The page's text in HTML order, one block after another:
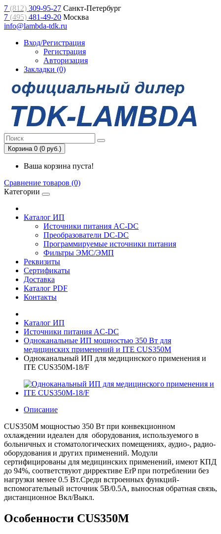
7 (812) 309-95-27 Санкт-Петербург
7 (495) 481-49-20 Москва
info@lambda-tdk.ru
Вход/Регистрация
Регистрация
Авторизация
Закладки (0)
Корзина 0 (0 руб.)
Ваша корзина пуста!
Сравнение товаров (0)
Категории
Каталог ИП
Источники питания AC-DC
Преобразователи DC-DC
Программируемые источники питания
Фильтры ЭМС/ЭМП
Реквизиты
Сертификаты
Доставка
Каталог PDF
Контакты
Каталог ИП
Источники питания AC-DC
Одноканальные ИП мощностью 350 Вт для
медицинских применений и ITE CUS350M
Одноканальный ИП для медицинского применения и
ITE CUS350M-18/F
Описание
CUS350M мощностью 350 Вт при конвекционном
охлаждении идеален для оборудования, используемого в
больничных и стоматологических помещениях, аудио-, радио-
оборудования и других применений. Модули
сертифицированы для медицинских применений, имеют КПД
до 94%, соответствуют диррективе ErP при потреблении без
нагрузки менее 0.5 Вт.Среди встроенных функций-
вспомогательный источник 5В/0.5А, выносная обратная связь,
дистанционное Вкл/Выкл.
Особенности CUS350M